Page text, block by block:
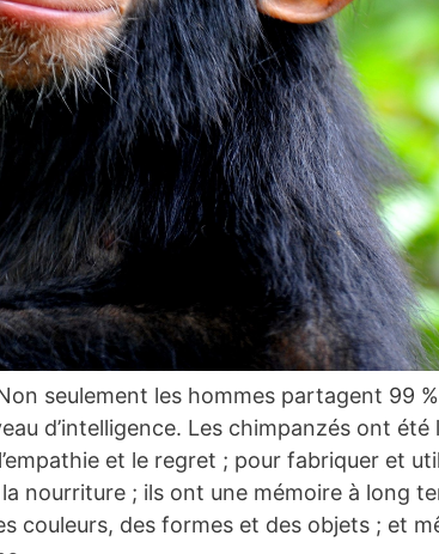
seulement les hommes partagent 99
d’intelligence. Les chimpanzés ont
et le regret ; pour fabriquer et
nourriture ; ils ont une mémoire à long
couleurs, des formes et des objets ; et